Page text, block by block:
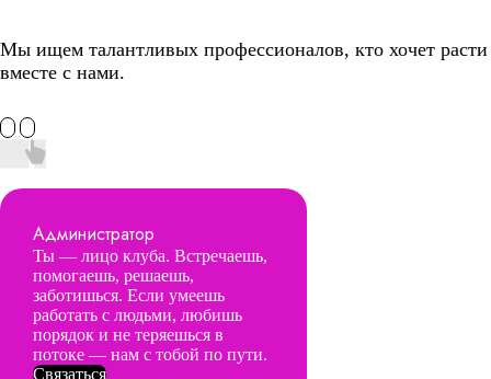
Мы ищем талантливых профессионалов, кто хочет расти
вместе с нами.
Администратор
Ты — лицо клуба. Встречаешь,
помогаешь, решаешь,
заботишься. Если умеешь
работать с людьми, любишь
порядок и не теряешься в
потоке — нам с тобой по пути.
Связаться